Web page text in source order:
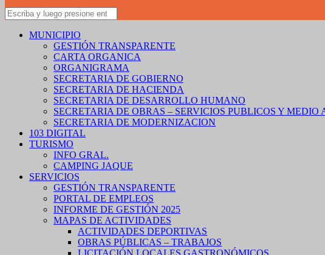
MUNICIPIO
GESTIÓN TRANSPARENTE
CARTA ORGANICA
ORGANIGRAMA
SECRETARIA DE GOBIERNO
SECRETARIA DE HACIENDA
SECRETARIA DE DESARROLLO HUMANO
SECRETARIA DE OBRAS – SERVICIOS PUBLICOS Y MEDIO
SECRETARIA DE MODERNIZACION
103 DIGITAL
TURISMO
INFO GRAL.
CAMPING JAQUE
SERVICIOS
GESTIÓN TRANSPARENTE
PORTAL DE EMPLEOS
INFORME DE GESTIÓN 2025
MAPAS DE ACTIVIDADES
ACTIVIDADES DEPORTIVAS
OBRAS PÚBLICAS – TRABAJOS
LICITACIÓN LOCALES GASTRONÓMICOS